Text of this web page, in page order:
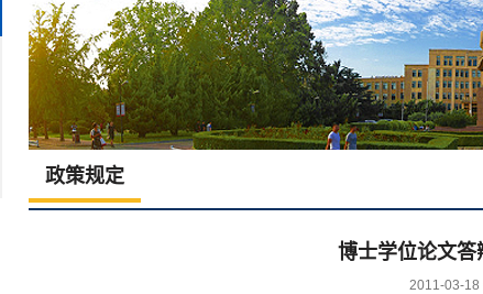
政策规定
博士学位论文
2011-03-18